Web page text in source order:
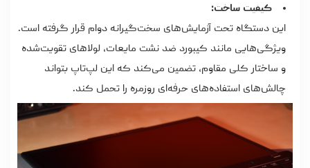
کیفیت ساخت:
این دستگاه تحت آزمایش‌های سخت‌گیرانه دوام قرار گرفته است.
ویژگی‌هایی مانند کیبورد ضد نشت مایعات، لولاهای تقویت‌شده
و ساختار کلی مقاوم، تضمین می‌کند که این لپ‌تاپ بتواند
چالش‌های استفاده‌های حرفه‌ای روزمره را تحمل کند.